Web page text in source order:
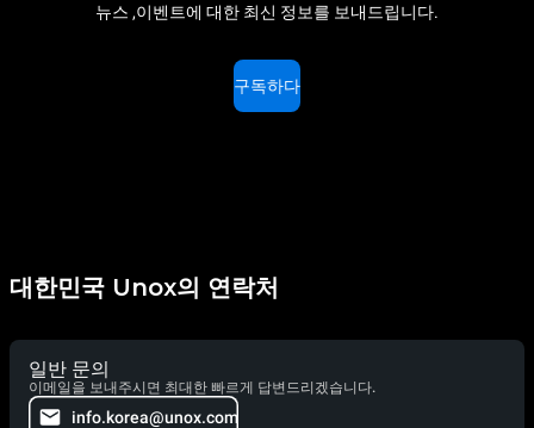
뉴스 ,이벤트에 대한 최신 정보를 보내드립니다.
구독하다
대한민국 Unox의 연락처
일반 문의
이메일을 보내주시면 최대한 빠르게 답변드리겠습니다.
info.korea@unox.com